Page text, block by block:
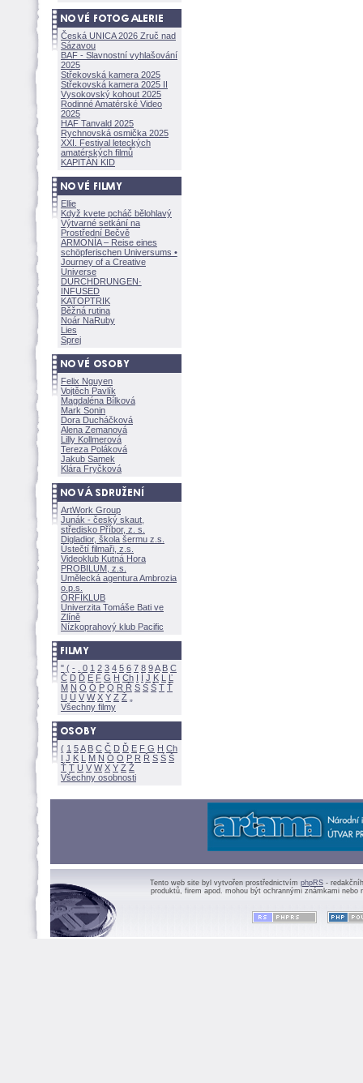
Česká UNICA 2026 Zruč nad
Sázavou
BAF - Slavnostní vyhlašování
2025
Střekovská kamera 2025
Střekovská kamera 2025 II
Vysokovský kohout 2025
Rodinné Amatérské Video
2025
HAF Tanvald 2025
Rychnovská osmička 2025
XXI. Festival leteckých
amatérských filmů
KAPITÁN KID
Ellie
Když kvete pcháč bělohlavý
Výtvarné setkání na
Prostřední Bečvě
ARMONÍA – Reise eines
schöpferischen Universums •
Journey of a Creative
Universe
DURCHDRUNGEN·
INFUSED
KATOPTRIK
Běžná rutina
Noár NaRuby
Lies
Sprej
Felix Nguyen
Vojtěch Pavlík
Magdaléna Bílkov
Mark Sonin
Dora Ducháčkov
Alena Zemanov
Lilly Kollmerov
Tereza Polákov
Jakub Samek
Klára Fryčkov
ArtWork Group
Junák - český skaut,
středisko Příbor, z. s.
Digladior, škola šermu z.s.
Ústečtí filmaři, z.s.
Videoklub Kutná Hora
PROBILUM, z.s.
Umělecká agentura Ambrozia
o.p.s.
ORFIKLUB
Univerzita Tomáše Bati ve
Zlíně
Nízkoprahový klub Pacific
" ( - 0 1 2 3 4 5 6 7 8 9A B C
Č D Ď E F G H Ch I Í J K L
Ľ
M N O Ó P Q R Ř S Ś T Ť
U Ú V W X Y Z
Všechny filmy
( 1 5A B C Č D Ď E F G H Ch
I J K L M N Ó O P R Ř S Ś
Ť T U V W X Y Z
Všechny osobnosti
Tento web site byl vytvořen prostřednictvím phpRS -
produktů, firem apod. mohou být ochrannými známkami